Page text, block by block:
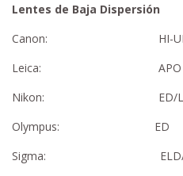
Lentes de Baja Dispersión
Canon: HI-
Leica: APO
Nikon: ED/LD/
Olympus: ED
Sigma: ELD/